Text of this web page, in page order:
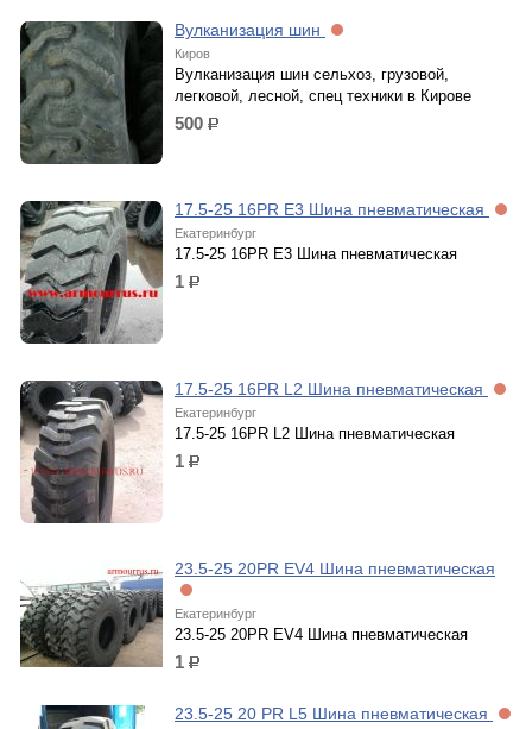
Вулканизация шин
Киров
Вулканизация шин сельхоз, грузовой,
легковой, лесной, спец техники в Кирове
500 р.
17.5-25 16PR E3 Шина пневматическая
Екатеринбург
17.5-25 16PR E3 Шина пневматическая
1 р.
17.5-25 16PR L2 Шина пневматическая
Екатеринбург
17.5-25 16PR L2 Шина пневматическая
1 р.
23.5-25 20PR EV4 Шина пневматическая
Екатеринбург
23.5-25 20PR EV4 Шина пневматическая
1 р.
23.5-25 20 PR L5 Шина пневматическая